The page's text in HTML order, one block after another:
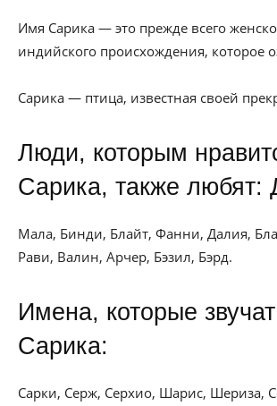
Имя Сарика — это прежде всего
индийского происхождения, которое
Сарика — птица, известная своей
Люди, которым
Сарика, также любят:
Мала, Бинди, Блайт, Фанни, Далия,
Рави, Валин, Арчер, Бэзил, Бэрд.
Имена, которые
Сарика:
Сарки, Серж, Серхио, Шарис, Шериза,